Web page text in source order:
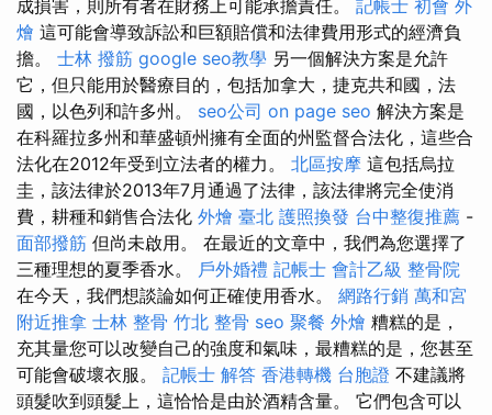
成損害，則所有者在財務上可能承擔責任。 記帳士 初會 外
燴 這可能會導致訴訟和巨額賠償和法律費用形式的經濟負
擔。 士林 撥筋 google seo教學 另一個解決方案是允許
它，但只能用於醫療目的，包括加拿大，捷克共和國，法
國，以色列和許多州。 seo公司 on page seo 解決方案是
在科羅拉多州和華盛頓州擁有全面的州監督合法化，這些合
法化在2012年受到立法者的權力。 北區按摩 這包括烏拉
圭，該法律於2013年7月通過了法律，該法律將完全使消
費，耕種和銷售合法化 外燴 臺北 護照換發 台中整復推薦 -
面部撥筋 但尚未啟用。 在最近的文章中，我們為您選擇了
三種理想的夏季香水。 戶外婚禮 記帳士 會計乙級 整骨院
在今天，我們想談論如何正確使用香水。 網路行銷 萬和宮
附近推拿 士林 整骨 竹北 整骨 seo 聚餐 外燴 糟糕的是，
充其量您可以改變自己的強度和氣味，最糟糕的是，您甚至
可能會破壞衣服。 記帳士 解答 香港轉機 台胞證 不建議將
頭髮吹到頭髮上，這恰恰是由於酒精含量。 它們包含可以